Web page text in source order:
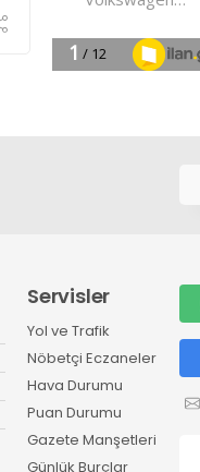
Servisler
Yol ve Trafik
Nöbetçi Eczaneler
Hava Durumu
Puan Durumu
Gazete Manşetleri
Günlük Burçlar